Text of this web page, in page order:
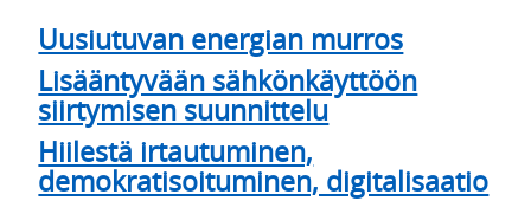
Uusiutuvan energian murros
Lisääntyvään sähkönkäyttöön
siirtymisen suunnittelu
Hiilestä irtautuminen,
demokratisoituminen, digitalisaatio